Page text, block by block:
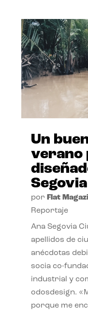
Un
verano
Segovia
por Flat
Reportaje
Ana Segovia
apellidos de
anécdotas
socia co-
industrial y
odosdesign.
porque me